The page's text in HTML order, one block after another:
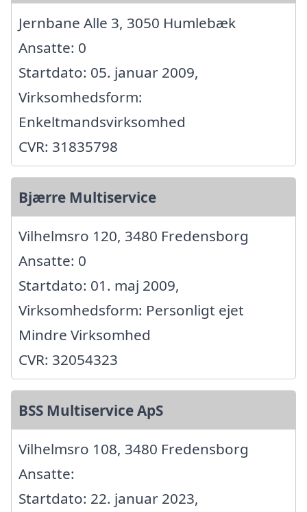
Jernbane Alle 3, 3050 Humlebæk
Ansatte: 0
Startdato: 05. januar 2009,
Virksomhedsform:
Enkeltmandsvirksomhed
CVR: 31835798
Bjærre Multiservice
Vilhelmsro 120, 3480 Fredensborg
Ansatte: 0
Startdato: 01. maj 2009,
Virksomhedsform: Personligt ejet
Mindre Virksomhed
CVR: 32054323
BSS Multiservice ApS
Vilhelmsro 108, 3480 Fredensborg
Ansatte:
Startdato: 22. januar 2023,